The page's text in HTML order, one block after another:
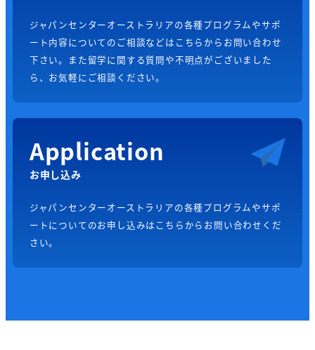
ジャパンセンターオーストラリアの各種プログラムやサポ
ート内容についてのご相談などはこちらからお問い合わせ
下さい。また留学に関する質問や不明点がございました
ら、お気軽にご相談ください。
Application
お申し込み
ジャパンセンターオーストラリアの各種プログラムやサポ
ートについてのお申し込みはこちらからお問い合わせくだ
さい。